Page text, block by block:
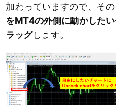
加わっていますので、そ
をMT4の外側に動かした
ラッグします。